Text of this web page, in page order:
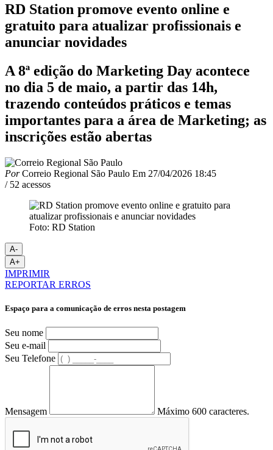
RD Station promove evento online e
gratuito para atualizar profissionais e
anunciar novidades
A 8ª edição do Marketing Day acontece
no dia 5 de maio, a partir das 14h,
trazendo conteúdos práticos e temas
importantes para a área de Marketing; as
inscrições estão abertas
PorCorreio Regional São Paulo Em 27/04/2026 18:45
/ 52 acessos
Foto: RD Station
A-
A+
IMPRIMIR
REPORTAR ERROS
Espaço para a comunicação de erros nesta postagem
Seu nome
Seu e-mail
Seu Telefone
Mensagem Máximo 600 caracteres.